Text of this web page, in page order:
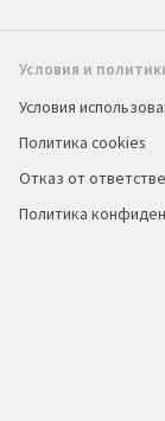
Условия и
Условия
Политика cookies
Отказ от
Политика